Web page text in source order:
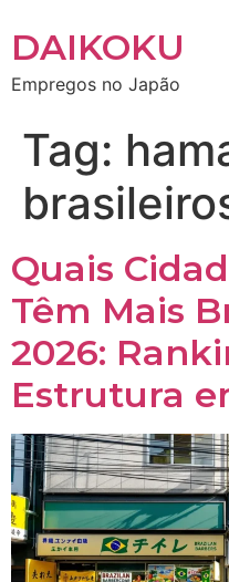
DAIKOKU
Empregos no Japão
Tag:
Quais
Têm Mais
2026:
Estrutura